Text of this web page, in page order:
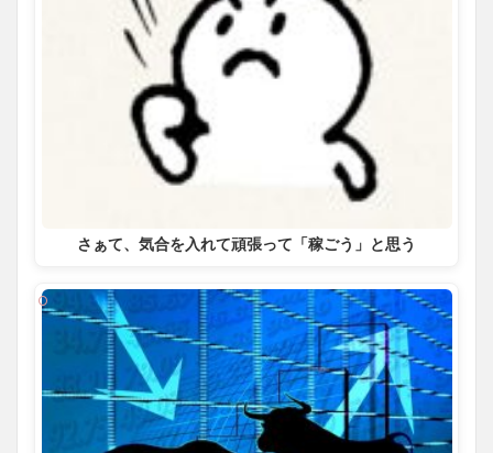
さぁて、気合を入れて頑張って「稼ごう」と思う